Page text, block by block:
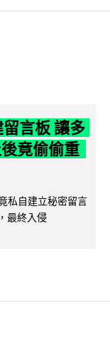
言板 讓多
竟偷偷重
私自建立秘密留言
最終入侵